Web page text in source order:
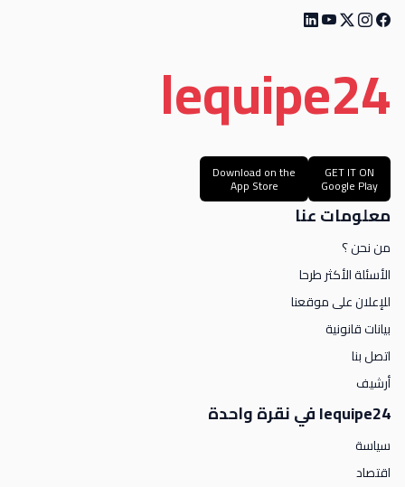
lequipe24
GET IT ON
Google Play
Download on the
App Store
معلومات عنا
من نحن ؟
الأسئلة الأكثر طرحا
للإعلان على موقعنا
بيانات قانونية
اتصل بنا
أرشيف
lequipe24 في نقرة واحدة
سياسة
اقتصاد